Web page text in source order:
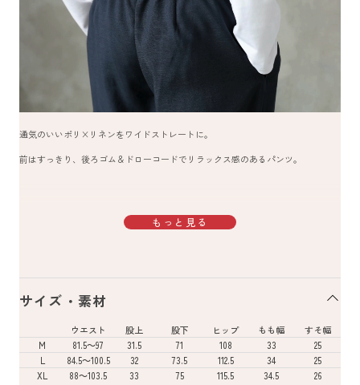
通気のいいポリ×リネンをワイドストレートに。
前はすっきり、後ろゴム＆ドローコードでリラックス感のあるパンツ。
もっと見る
サイズ・素材
ウエスト 股上 股下 ヒップ もも幅
すそ幅
M
81.5～97 31.5 71 108 33
25
L
84.5～100.5 32 73.5 112.5 34
25
XL
88～103.5 33 75 115.5 34.5 26